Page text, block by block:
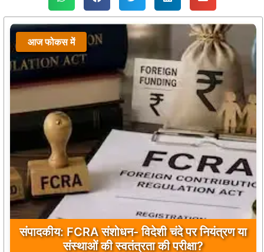
आज फोकस में
संपादकीय: FCRA संशोधन- विदेशी चंदे पर नियंत्रण या
संस्थाओं की स्वतंत्रता की परीक्षा?